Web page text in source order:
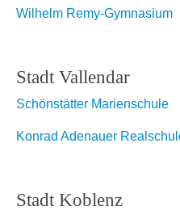
Wilhelm Remy-Gymnasium
Stadt Vallendar
Schönstätter Marienschule
Konrad Adenauer
Stadt Koblenz